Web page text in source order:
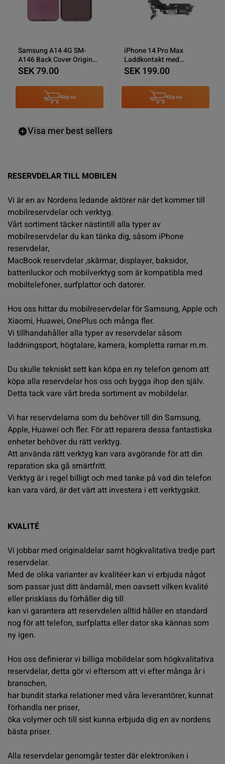
Samsung A14 4G SM-
A146 Back Cover Original
OEM Light Purple
SEK 79.00
Köp nu
iPhone 14 Pro Max
Laddkontakt med
Flexkabel Original - Vit
SEK 199.00
Köp nu
Visa mer best sellers
RESERVDELAR TILL MOBILEN
Vi är en av Nordens ledande aktörer när det kommer till
mobilreservdelar och verktyg.
Vårt sortiment täcker nästintill alla typer av
mobilreservdelar du kan tänka dig, såsom iPhone
reservdelar,
MacBook reservdelar ,skärmar, displayer, baksidor,
batteriluckor och mobilverktyg som är kompatibla med
mobiltelefoner, surfplattor och datorer.
Hos oss hittar du mobilreservdelar förSamsung, Apple och
Xiaomi, Huawei, OnePlus och många fler.
Vi tillhandahåller alla typer av reservdelar såsom
laddningsport, högtalare, kamera, kompletta ramar m.m.
Du skulle tekniskt sett kan köpa en ny telefon genom att
köpa alla reservdelar hos oss och bygga ihop den själv.
Detta tack vare vårt breda sortiment av mobildelar.
Vi har reservdelarna som du behöver till din Samsung,
Apple, Huawei och fler. För att reparera dessa fantastiska
enheter behöver du rätt verktyg.
Att använda rätt verktyg kan vara avgörande för att din
reparation ska gå smärtfritt.
Verktyg är i regel billigt och med tanke på vad din telefon
kan vara värd, är det värt att investera i ett verktygskit.
KVALITÉ
Vi jobbar med originaldelar samt högkvalitativa tredje part
reservdelar.
Med de olika varianter av kvalitéer kan vi erbjuda något
som passar just ditt ändamål, men oavsett vilken kvalité
eller prisklass du förhåller dig till
kan vi garantera att reservdelen alltid håller en standard
nog för att telefon, surfplatta eller dator ska kännas som
ny igen.
Hos oss definierar vi billiga mobildelar som högkvalitativa
reservdelar, detta gör vi eftersom att vi efter många år i
branschen,
har bundit starka relationer med våra leverantörer, kunnat
förhandla ner priser,
öka volymer och till sist kunna erbjuda dig en av nordens
bästa priser.
Alla reservdelar genomgår tester där elektroniken i